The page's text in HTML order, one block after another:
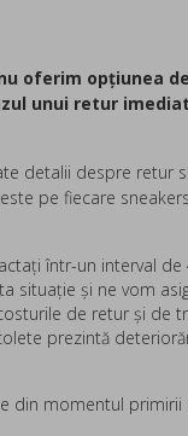
oferim opțiunea
unui retur
detalii despre retur
pe fiecare
într-un interval
situaţie şi ne vom
de retur şi de
prezintă
din momentul